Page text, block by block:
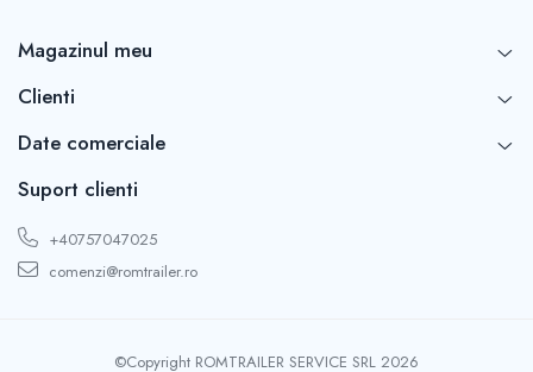
Magazinul meu
Clienti
Date comerciale
Suport clienti
+40757047025
comenzi@romtrailer.ro
©Copyright ROMTRAILER SERVICE SRL 2026